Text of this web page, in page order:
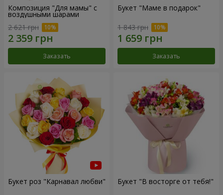
Композиция "Для мамы" с
воздушными шарами
2 621 грн
Заказать
Букет "Маме в подарок"
1 843 грн
Заказать
Букет роз "Карнавал любви" Букет "В восторге от тебя!"